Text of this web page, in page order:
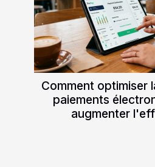
Comment optimiser
paiements
augmenter